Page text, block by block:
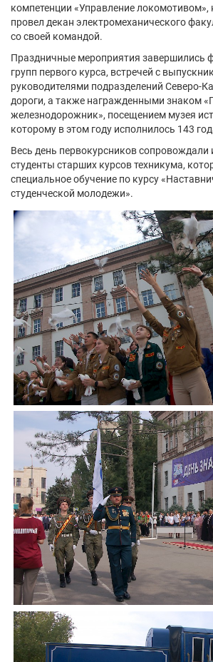
компетенции «Управление локомотивом»,
провел декан электромеханического
со своей командой.
Праздничные мероприятия завершились
групп первого курса, встречей с
руководителями подразделений Северо-
дороги, а также награжденными знаком
железнодорожник», посещением музея
которому в этом году исполнилось 143
Весь день первокурсников сопровождали
студенты старших курсов техникума,
специальное обучение по курсу
студенческой молодежи».